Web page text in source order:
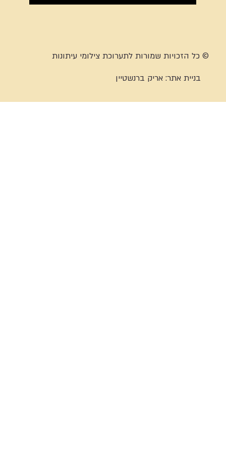
© כל הזכויות שמורות לתערוכת צילומי עיתונות
בניית אתר:אריק ברנשטיין